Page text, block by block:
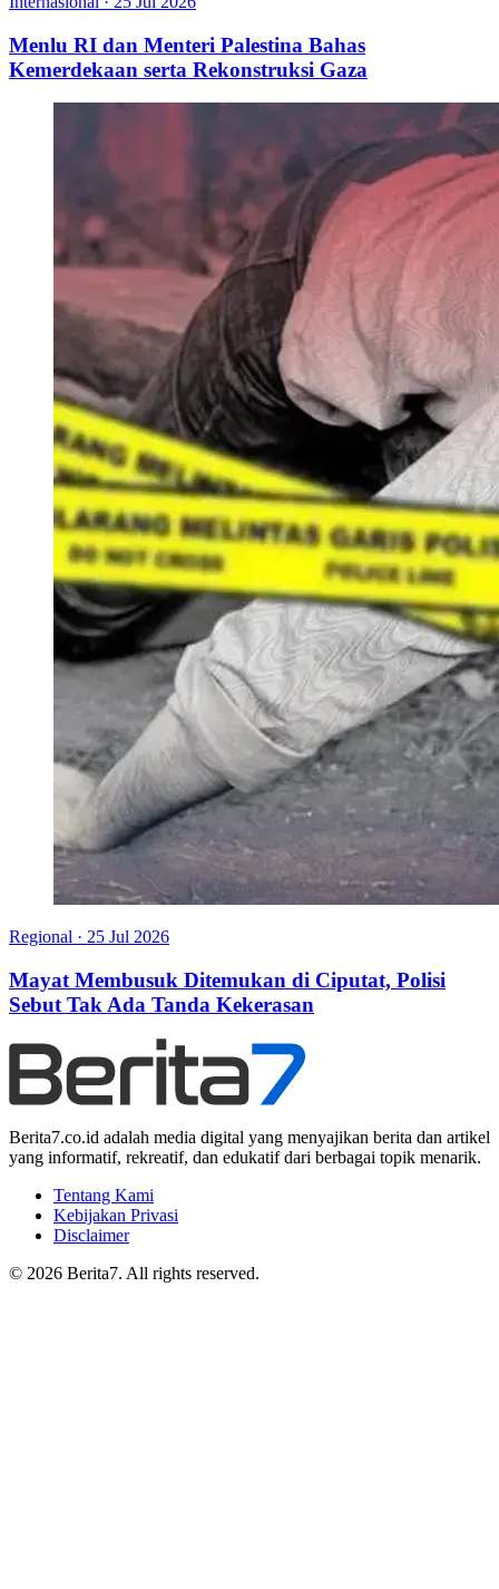
Menlu RI dan Menteri Palestina Bahas
Kemerdekaan serta Rekonstruksi Gaza
Regional · 25 Jul 2026
Mayat Membusuk Ditemukan di Ciputat, Polisi
Sebut Tak Ada Tanda Kekerasan
Berita7.co.id adalah media digital yang menyajikan berita dan artikel
yang informatif, rekreatif, dan edukatif dari berbagai topik menarik.
Tentang Kami
Kebijakan Privasi
Disclaimer
© 2026 Berita7. All rights reserved.